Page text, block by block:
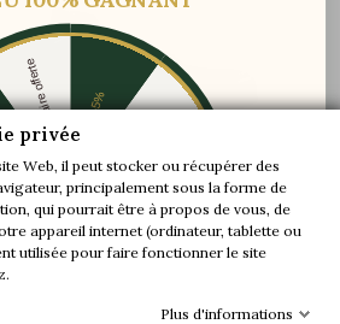
de pied, l’axe de la tige est
suffisamment d’espace
maintient et confort
privée
Web, il peut stocker ou récupérer des
principalement sous la forme de
qui pourrait être à propos de vous, de
appareil internet (ordinateur, tablette ou
utilisée pour faire fonctionner le site
Plus d'informations
-5%
-20%
-30%
Une paire offerte
Une paire offerte